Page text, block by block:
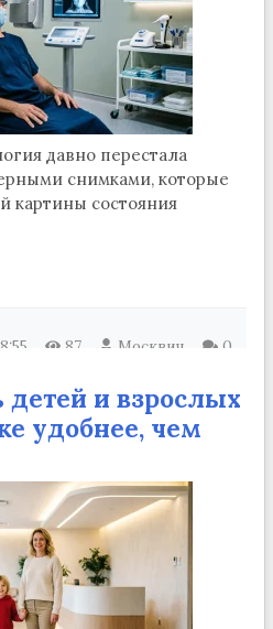
давно перестала
снимками, которые
картины состояния
87 Москвич 0
и взрослых
удобнее, чем